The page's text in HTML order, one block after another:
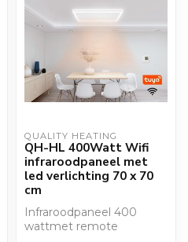
QUALITY HEATING
QH-HL 400Watt Wifi
infraroodpaneel met
led verlichting 70 x 70
cm
Infraroodpaneel 400
wattmet remote